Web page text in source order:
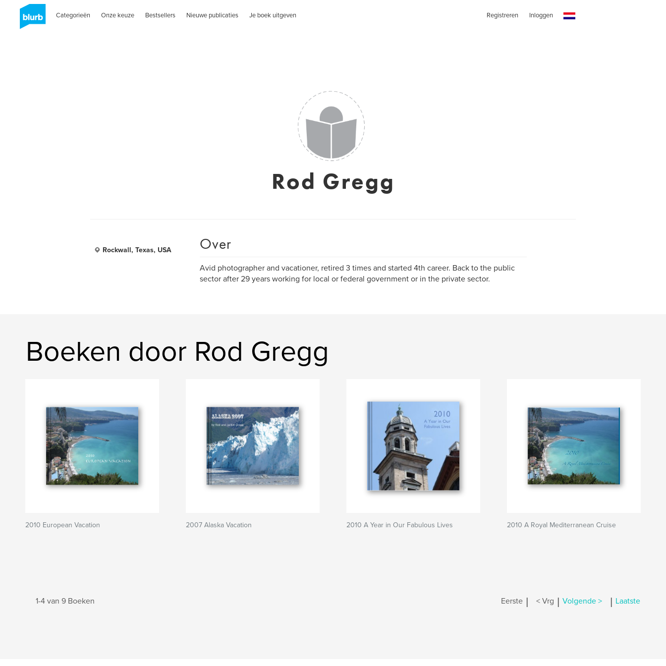
Categorieën Onze keuze Bestsellers Nieuwe publicaties Je boek uitgeven Registreren Inloggen
Rod Gregg
Rockwall, Texas, USA Over
Avid photographer and vacationer, retired 3 times and started 4th career. Back to the public
sector after 29 years working for local or federal government or in the private sector.
Boeken door Rod Gregg
2010 European Vacation 2007 Alaska Vacation 2010 A Year in Our Fabulous Lives 2010 A Royal Mediterranean Cruise
1-4 van 9 Boeken Eerste | < Vrg | Volgende > | Laatste